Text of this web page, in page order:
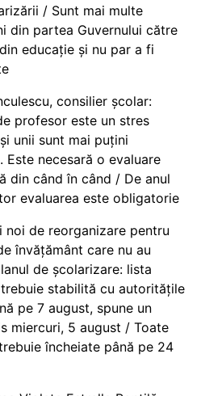
/ Sunt mai multe
din partea Guvernului către
educație și nu par a fi
consilier școlar:
profesor este un stres
unii sunt mai puțini
Este necesară o evaluare
din când în când / De anul
evaluarea este obligatorie
noi de reorganizare pentru
învățământ care nu au
de școlarizare: lista
stabilită cu autoritățile
pe 7 august, spune un
miercuri, 5 august / Toate
încheiate până pe 24